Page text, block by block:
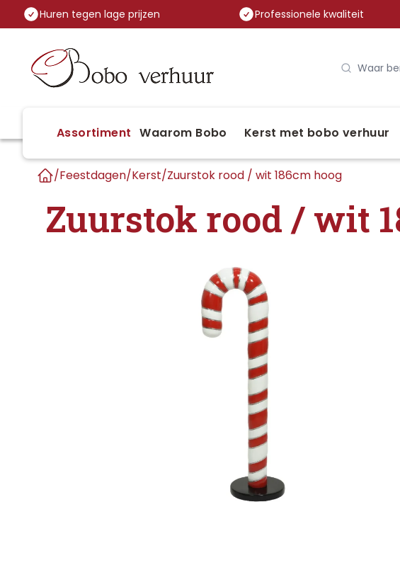
Huren tegen lage prijzen Professionele kwaliteit
Assortiment Waarom Bobo Kerst met bobo verhuur
/Feestdagen/Kerst/Zuurstok rood / wit 186cm hoog
Zuurstok rood / wit